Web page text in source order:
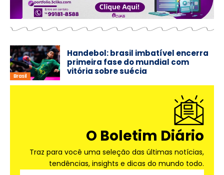
Brasil
Handebol: brasil imbatível encerra
primeira fase do mundial com
vitória sobre suécia
O Boletim Diário
Traz para você uma seleção das últimas notícias,
tendências, insights e dicas do mundo todo.